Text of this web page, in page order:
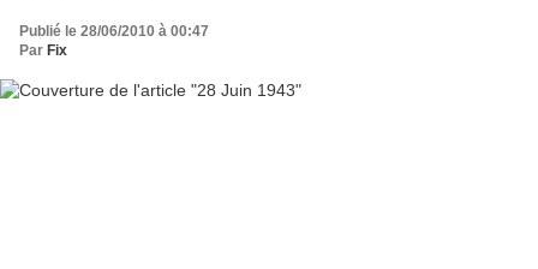
Publié le 28/06/2010 à 00:47
Par Fix